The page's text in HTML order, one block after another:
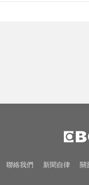
盟臺北台新
8月ETF除
逾10%」一
環法女子自
聯絡我們 新聞自律 關